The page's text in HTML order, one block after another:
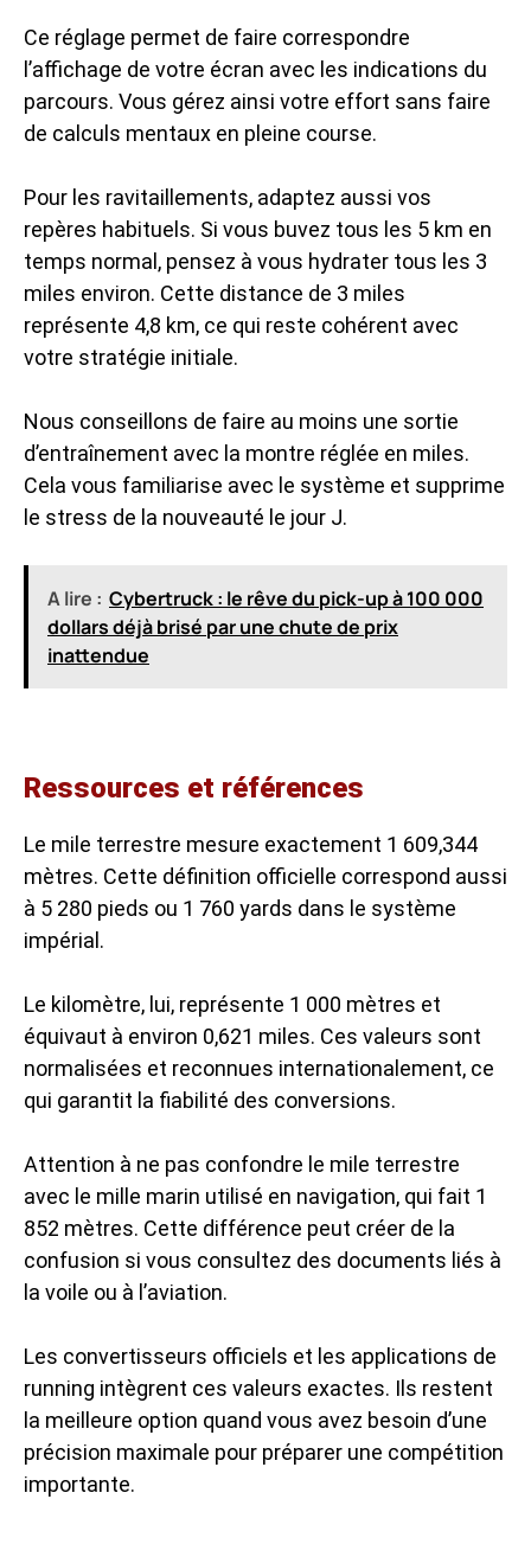
Ce réglage permet de faire correspondre
l’affichage de votre écran avec les indications du
parcours. Vous gérez ainsi votre effort sans faire
de calculs mentaux en pleine course.
Pour les ravitaillements, adaptez aussi vos
repères habituels. Si vous buvez tous les 5 km en
temps normal, pensez à vous hydrater tous les 3
miles environ. Cette distance de 3 miles
représente 4,8 km, ce qui reste cohérent avec
votre stratégie initiale.
Nous conseillons de faire au moins une sortie
d’entraînement avec la montre réglée en miles.
Cela vous familiarise avec le système et supprime
le stress de la nouveauté le jour J.
A lire : Cybertruck : le rêve du pick-up à 100 000
dollars déjà brisé par une chute de prix
inattendue
Ressources et références
Le mile terrestre mesure exactement 1 609,344
mètres. Cette définition officielle correspond aussi
à 5 280 pieds ou 1 760 yards dans le système
impérial.
Le kilomètre, lui, représente 1 000 mètres et
équivaut à environ 0,621 miles. Ces valeurs sont
normalisées et reconnues internationalement, ce
qui garantit la fiabilité des conversions.
Attention à ne pas confondre le mile terrestre
avec le mille marin utilisé en navigation, qui fait 1
852 mètres. Cette différence peut créer de la
confusion si vous consultez des documents liés à
la voile ou à l’aviation.
Les convertisseurs officiels et les applications de
running intègrent ces valeurs exactes. Ils restent
la meilleure option quand vous avez besoin d’une
précision maximale pour préparer une compétition
importante.